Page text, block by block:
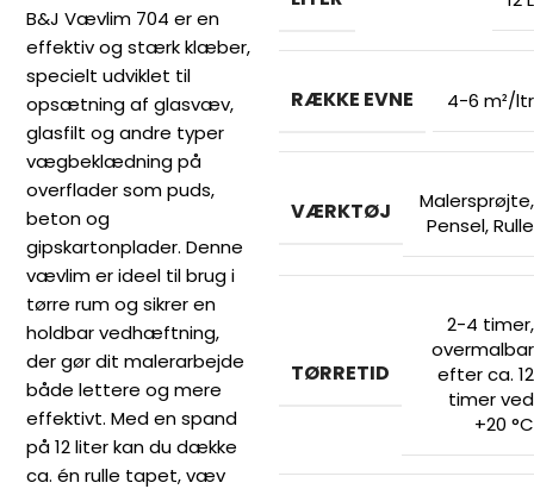
B&J Vævlim 704 er en
effektiv og stærk klæber,
specielt udviklet til
opsætning af glasvæv,
glasfilt og andre typer
vægbeklædning på
overflader som puds,
beton og
gipskartonplader. Denne
vævlim er ideel til brug i
tørre rum og sikrer en
holdbar vedhæftning,
der gør dit malerarbejde
både lettere og mere
effektivt. Med en spand
på 12 liter kan du dække
ca. én rulle tapet, væv
RÆKKE EVNE 4-6 m²/ltr
VÆRKTØJ Malersprøjte,
Pensel,Rulle
TØRRETID
2-4 timer,
overmalbar
efter ca. 12
timer ved
+20 °C